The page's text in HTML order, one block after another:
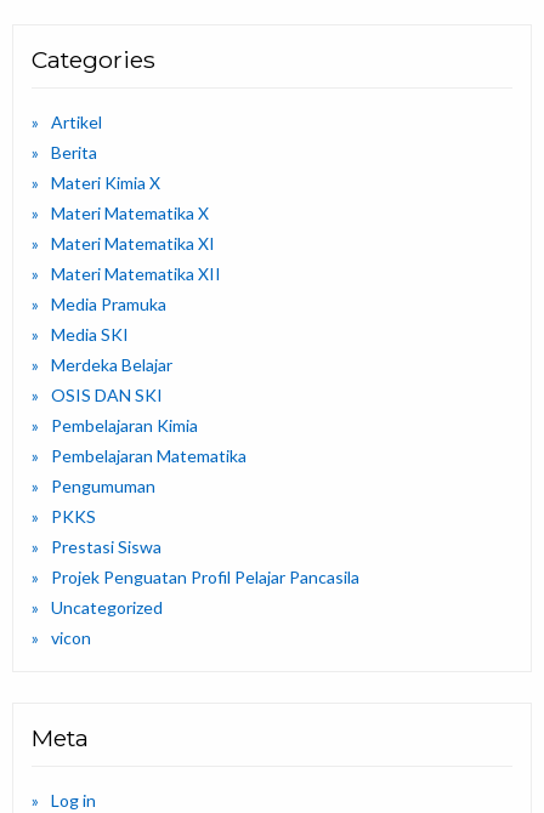
Categories
Artikel
Berita
Materi Kimia X
Materi Matematika X
Materi Matematika XI
Materi Matematika XII
Media Pramuka
Media SKI
Merdeka Belajar
OSIS DAN SKI
Pembelajaran Kimia
Pembelajaran Matematika
Pengumuman
PKKS
Prestasi Siswa
Projek Penguatan Profil Pelajar Pancasila
Uncategorized
vicon
Meta
Log in